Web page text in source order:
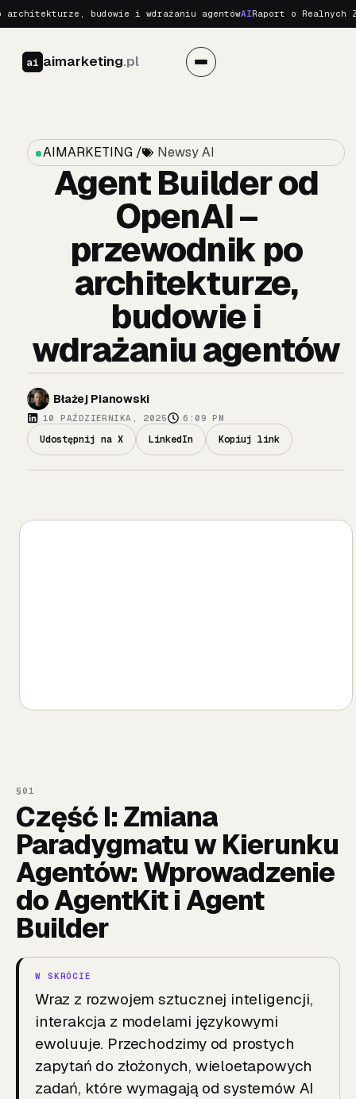
budowie i wdrażaniu agentów AIRaport o Realnych
ai aimarketing.pl
AIMARKETING / Newsy AI
Agent Builder od
OpenAI –
przewodnik po
architekturze,
budowie i
wdrażaniu agentów
Błażej Pianowski
10 PAŹDZIERNIKA, 2025 6:09 PM
Udostępnij na X LinkedIn Kopiuj link
Część I: Zmiana
Paradygmatu w Kierunku
Agentów: Wprowadzenie
do AgentKit i Agent
Builder
Wraz z rozwojem sztucznej inteligencji,
interakcja z modelami językowymi
ewoluuje. Przechodzimy od prostych
zapytań do złożonych, wieloetapowych
zadań, które wymagają od systemów AI